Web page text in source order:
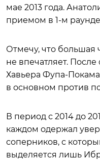
мае 2013 года.
приемом в 1-м
Отмечу, что большая
не впечатляет.
Хавьера Фупа-
в основном против
В период с 2014 до
каждом одержал
соперников, с
выделяется лишь